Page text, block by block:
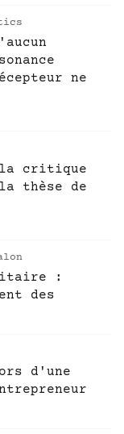
ne
critique
thèse de
:
des
d'une